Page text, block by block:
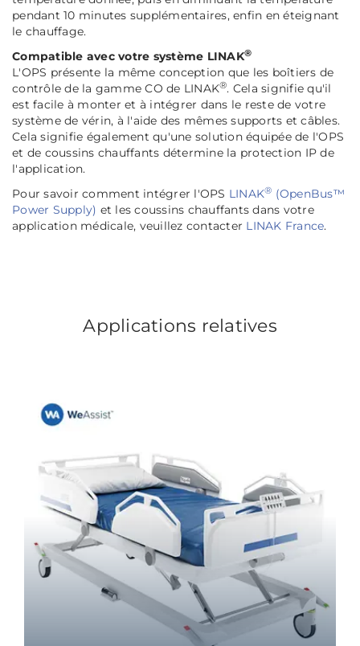
pendant 10 minutes supplémentaires, enfin en éteignant
le chauffage.
Compatible avec votre système LINAK®
L'OPS présente la même conception que les boîtiers de
contrôle de la gamme CO de LINAK®. Cela signifie qu'il
est facile à monter et à intégrer dans le reste de votre
système de vérin, à l'aide des mêmes supports et câbles.
Cela signifie également qu'une solution équipée de l'OPS
et de coussins chauffants détermine la protection IP de
l'application.
Pour savoir comment intégrer l'OPS LINAK® (OpenBus™
Power Supply) et les coussins chauffants dans votre
application médicale, veuillez contacter LINAK France.
Applications relatives